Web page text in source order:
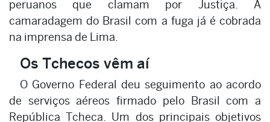
peruanos que clamam por Justiça. A
camaradagem do Brasil com a fuga já é cobrada
na imprensa de Lima.
Os Tchecos vêm aí
O Governo Federal deu seguimento ao acordo
de serviços aéreos firmado pelo Brasil com a
República Tcheca. Um dos principais objetivos